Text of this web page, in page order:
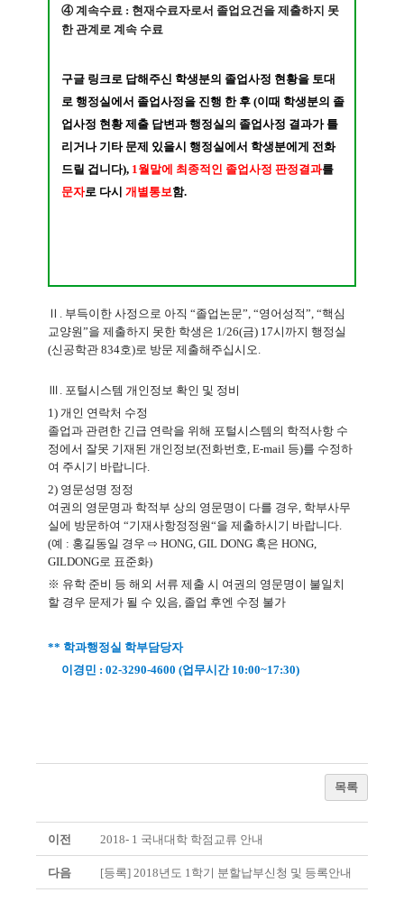
④ 계속수료 : 현재수료자로서 졸업요건을 제출하지 못
한 관계로 계속 수료
구글 링크로 답해주신 학생분의 졸업사정 현황을 토대
로 행정실에서 졸업사정을 진행 한 후 (이때 학생분의 졸
업사정 현황 제출 답변과 행정실의 졸업사정 결과가 틀
리거나 기타 문제 있을시 행정실에서 학생분에게 전화
드릴 겁니다), 1월말에 최종적인 졸업사정 판정결과를
문자로 다시 개별통보함.
Ⅱ. 부득이한 사정으로 아직 “졸업논문”, “영어성적”, “핵심
교양원”을 제출하지 못한 학생은 1/26(금) 17시까지 행정실
(신공학관 834호)로 방문 제출해주십시오.
Ⅲ. 포털시스템 개인정보 확인 및 정비
1) 개인 연락처 수정
졸업과 관련한 긴급 연락을 위해 포털시스템의 학적사항 수
정에서 잘못 기재된 개인정보(전화번호, E-mail 등)를 수정하
여 주시기 바랍니다.
2) 영문성명 정정
여권의 영문명과 학적부 상의 영문명이 다를 경우, 학부사무
실에 방문하여 “기재사항정정원“을 제출하시기 바랍니다.
(예 : 홍길동일 경우 ⇨ HONG, GIL DONG 혹은 HONG,
GILDONG로 표준화)
※ 유학 준비 등 해외 서류 제출 시 여권의 영문명이 불일치
할 경우 문제가 될 수 있음, 졸업 후엔 수정 불가
** 학과행정실 학부담당자
이경민 : 02-3290-4600 (업무시간 10:00~17:30)
목록
이전 2018- 1 국내대학 학점교류 안내
다음 [등록] 2018년도 1학기 분할납부신청 및 등록안내